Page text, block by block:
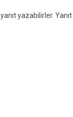
yazabilirler.